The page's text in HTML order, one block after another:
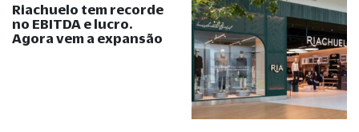
Riachuelo tem recorde
no EBITDA e lucro.
Agora vem a expansão